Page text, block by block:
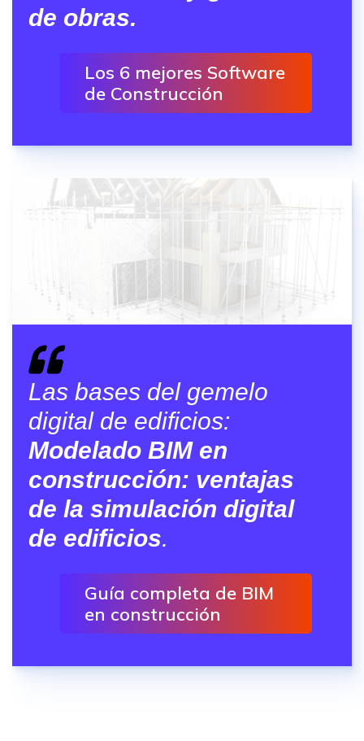
de obras.
Los 6 mejores Software
de Construcción
Las bases del gemelo
digital de edificios:
Modelado BIM en
construcción: ventajas
de la simulación digital
de edificios.
Guía completa de BIM
en construcción